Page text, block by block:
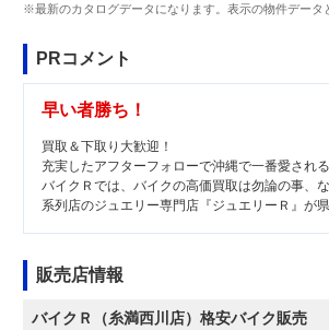
※最新のカタログデータになります。表示の物件データ
PRコメント
早い者勝ち！
買取＆下取り大歓迎！
充実したアフターフォローで沖縄で一番愛され
バイクＲでは、バイクの高価買取は勿論の事、
系列店のジュエリー専門店『ジュエリーＲ』が
販売店情報
バイクＲ（糸満西川店）格安バイク販売